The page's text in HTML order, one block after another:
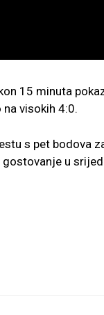
15 minuta
visokih 4:0.
s pet bodova
u